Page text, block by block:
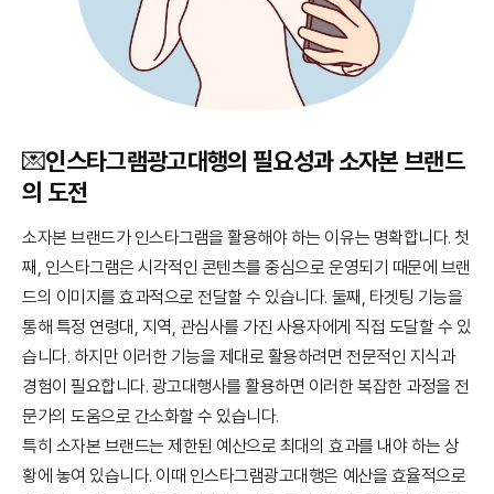
💌인스타그램광고대행의 필요성과 소자본 브랜드
의 도전
소자본 브랜드가 인스타그램을 활용해야 하는 이유는 명확합니다. 첫
째, 인스타그램은 시각적인 콘텐츠를 중심으로 운영되기 때문에 브랜
드의 이미지를 효과적으로 전달할 수 있습니다. 둘째, 타겟팅 기능을
통해 특정 연령대, 지역, 관심사를 가진 사용자에게 직접 도달할 수 있
습니다. 하지만 이러한 기능을 제대로 활용하려면 전문적인 지식과
경험이 필요합니다. 광고대행사를 활용하면 이러한 복잡한 과정을 전
문가의 도움으로 간소화할 수 있습니다.
특히 소자본 브랜드는 제한된 예산으로 최대의 효과를 내야 하는 상
황에 놓여 있습니다. 이때 인스타그램광고대행은 예산을 효율적으로